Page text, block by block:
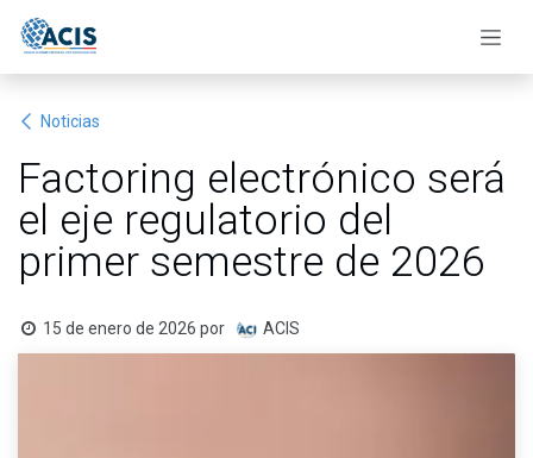
Noticias
Factoring electrónico será
el eje regulatorio del
primer semestre de 2026
15 de enero de 2026 por ACIS